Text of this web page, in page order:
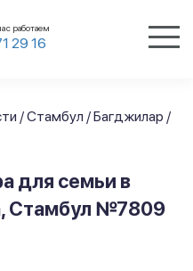
работаем
29 16
/Стамбул /Багджилар /
для семьи в
Стамбул №7809